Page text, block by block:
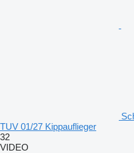
TUV 01/27 Kippauflieger
32
VIDEO